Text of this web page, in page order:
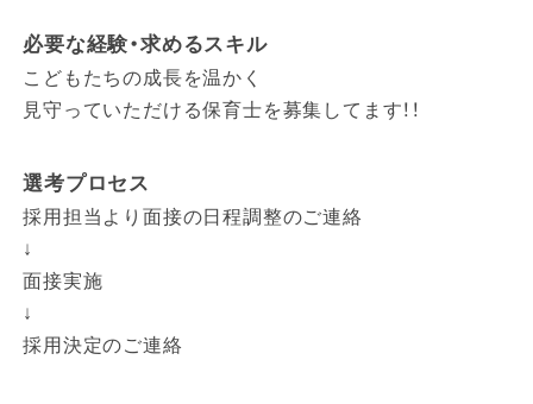
必要な経験・求めるスキル
こどもたちの成長を温かく
見守っていただける保育士を募集してます！！
選考プロセス
採用担当より面接の日程調整のご連絡
↓
面接実施
↓
採用決定のご連絡